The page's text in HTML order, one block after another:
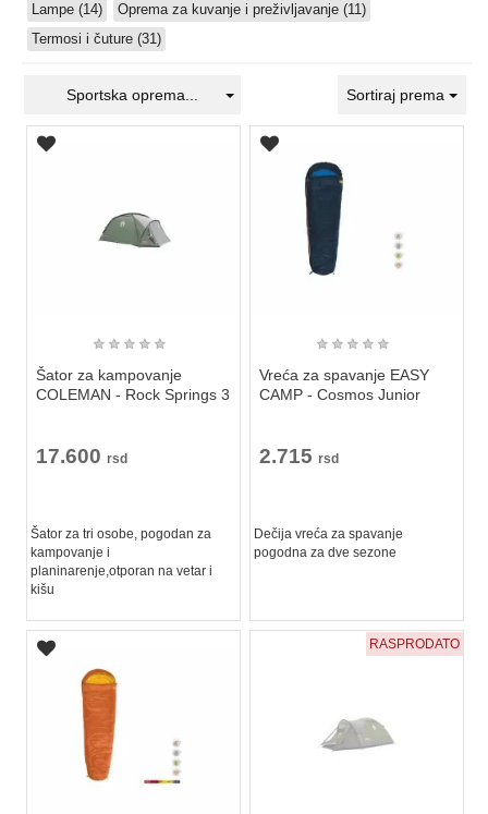
Lampe (14)
Oprema za kuvanje i preživljavanje (11)
Termosi i čuture (31)
Sportska oprema... Sortiraj prema
★ ★ ★ ★ ★
Šator za kampovanje
COLEMAN - Rock Springs 3
17.600 rsd
Šator za tri osobe, pogodan za
kampovanje i
planinarenje,otporan na vetar i
kišu
★ ★ ★ ★ ★
Vreća za spavanje EASY
CAMP - Cosmos Junior
2.715 rsd
Dečija vreća za spavanje
pogodna za dve sezone
RASPRODATO